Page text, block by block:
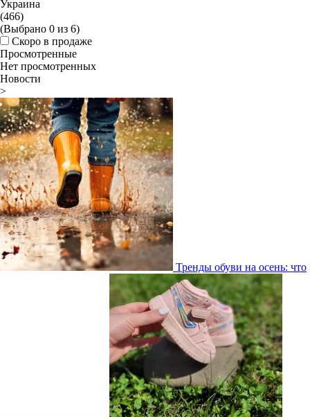
Украина
(466)
(Выбрано 0 из 6)
Скоро в продаже
Просмотренные
Нет просмотренных
Новости
>
Тренды обуви на осень: что